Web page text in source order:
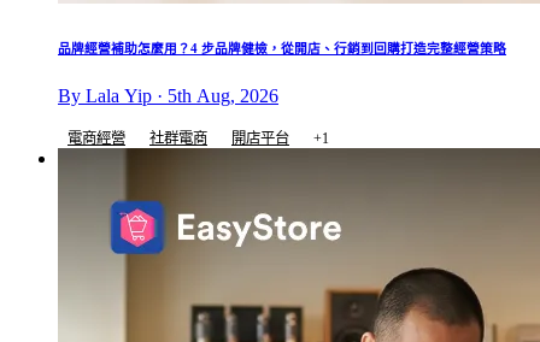
品牌經營補助怎麼用？4 步品牌健檢，從開店、行銷到回購打造完整經營策略
By Lala Yip · 5th Aug, 2026
電商經營 社群電商 開店平台 +1